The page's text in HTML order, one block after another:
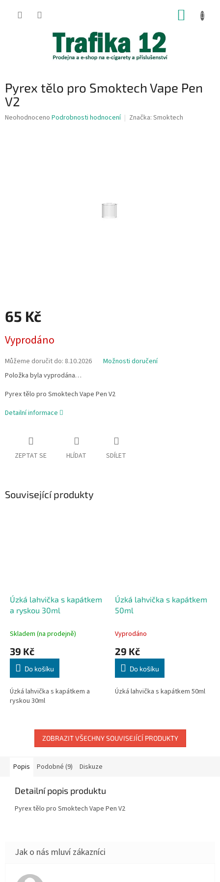
Pyrex tělo pro Smoktech Vape Pen
V2
Průměrné
Neohodnoceno Podrobnosti hodnocení Značka: Smoktech
65 Kč
cena:
Vyprodáno
Můžeme doručit do: 8.10.2026
Možnosti doručení
Položka byla vyprodána…
Pyrex tělo pro Smoktech Vape Pen V2
Detailní informace
ZEPTAT SE HLÍDAT SDÍLET
Související produkty
Úzká lahvička s kapátkem
a ryskou 30ml
Skladem (na prodejně)
39 Kč
Do košíku
Úzká lahvička s kapátkem a
ryskou 30ml
Úzká lahvička s kapátkem
50ml
Vyprodáno
29 Kč
Do košíku
Úzká lahvička s kapátkem 50ml
ZOBRAZIT VŠECHNY SOUVISEJÍCÍ PRODUKTY
Popis Podobné (9) Diskuze
Detailní popis produktu
Pyrex tělo pro Smoktech Vape Pen V2